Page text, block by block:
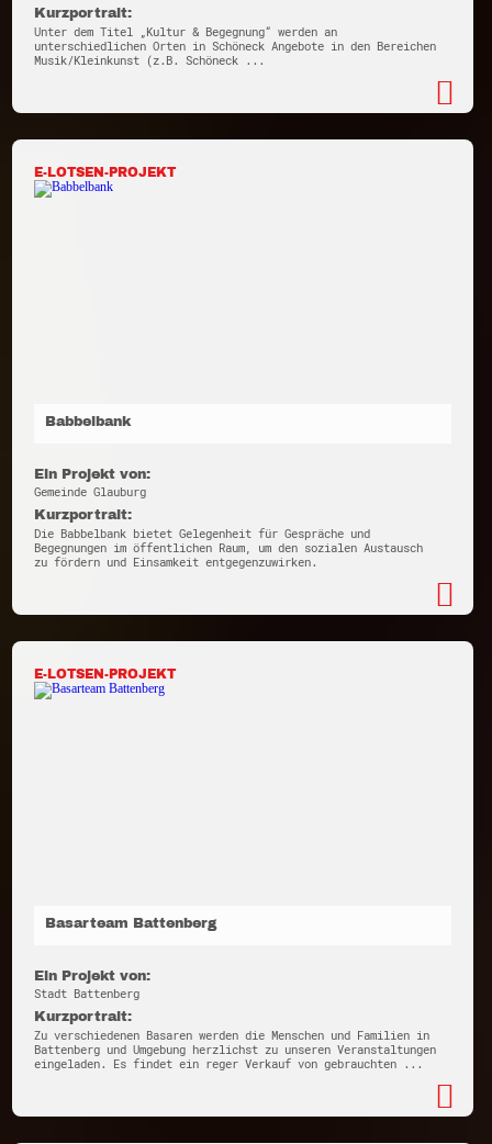
Kurzportrait:
Unter dem Titel „Kultur & Begegnung“ werden an
unterschiedlichen Orten in Schöneck Angebote in den Bereichen
Musik/Kleinkunst (z.B. Schöneck ...
E-LOTSEN-PROJEKT
Babbelbank
Ein Projekt von:
Gemeinde Glauburg
Kurzportrait:
Die Babbelbank bietet Gelegenheit für Gespräche und
Begegnungen im öffentlichen Raum, um den sozialen Austausch
zu fördern und Einsamkeit entgegenzuwirken.
E-LOTSEN-PROJEKT
Basarteam Battenberg
Ein Projekt von:
Stadt Battenberg
Kurzportrait:
Zu verschiedenen Basaren werden die Menschen und Familien in
Battenberg und Umgebung herzlichst zu unseren Veranstaltungen
eingeladen. Es findet ein reger Verkauf von gebrauchten ...